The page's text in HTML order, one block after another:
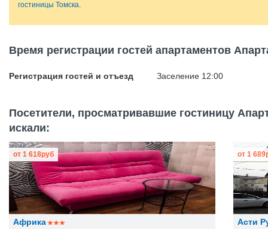
гостиницы Томска.
Время регистрации гостей апартаментов
Регистрация гостей и отъезд Заселение 12:00
Посетители, просматривавшие гостиницу
искали:
Африка
от 1 618руб
Асти
от 1 689